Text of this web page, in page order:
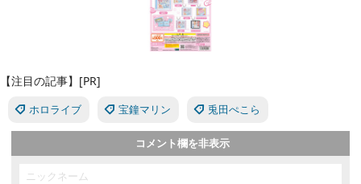
【注目の記事】[PR]
ホロライブ 宝鐘マリン 兎田ぺこら
コメント欄を非表示